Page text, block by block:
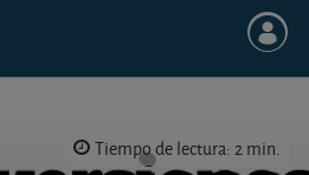
Tiempo de lectura: 2 min.